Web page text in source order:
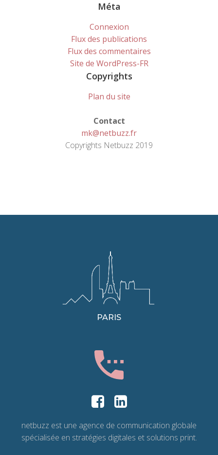
Méta
Connexion
Flux des publications
Flux des commentaires
Site de WordPress-FR
Copyrights
Plan du site
Contact
mk@netbuzz.fr
Copyrights Netbuzz 2019
PARIS
netbuzz est une agence de communication globale
spécialisée en stratégies digitales et solutions print.